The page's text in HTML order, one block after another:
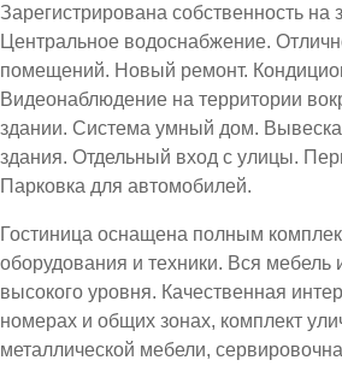
Зарегистрирована собственность на
Центральное водоснабжение.
помещений. Новый ремонт.
Видеонаблюдение на территории
здании. Система умный дом.
здания. Отдельный вход с улицы.
Парковка для автомобилей.
Гостиница оснащена полным
оборудования и техники. Вся мебель
высокого уровня. Качественная
номерах и общих зонах, комплект
металлической мебели,